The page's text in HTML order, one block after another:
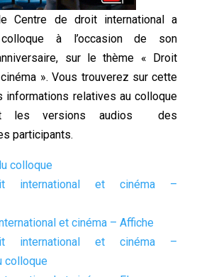
Centre de droit international a
à l’occasion de son
sur le thème « Droit
». Vous trouverez sur cette
informations relatives au colloque
les versions audios des
participants.
colloque
international et cinéma –
et cinéma – Affiche
international et cinéma –
colloque